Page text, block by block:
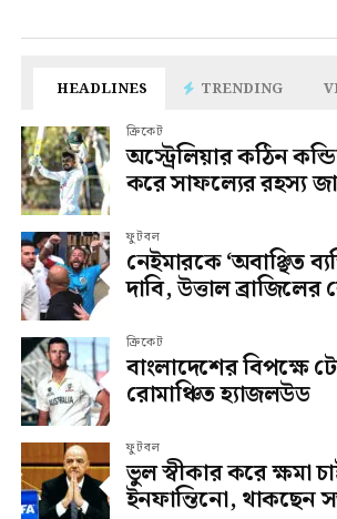
HEADLINES TRENDING
ক্রিকেট
অস্ট্রেলিয়ার কঠিন
করে সাফল্যের রহস্য
ফুটবল
নেইমারকে ‘অবাঞ্ছিত
দাবি, উত্তাল ব্রাজিলের
ক্রিকেট
বাংলাদেশের বিপক্ষে
রোমাঞ্চিত হ্যাজলউড
ফুটবল
ভুল স্বীকার করে ক্ষমা
ইনফান্তিনো, থাকছেন